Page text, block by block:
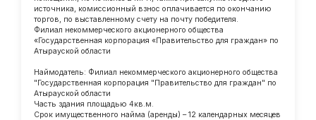
источника, комиссионный взнос оплачивается по окончанию
торгов, по выставленному счету на почту победителя.
Филиал некоммерческого акционерного общества
«Государственная корпорация «Правительство для граждан» по
Атырауской области
Наймодатель: Филиал некоммерческого акционерного общества
"Государственная корпорация "Правительство для граждан" по
Атырауской области
Часть здания площадью 4кв.м.
Срок имущественного найма (аренды) – 12 календарных месяцев